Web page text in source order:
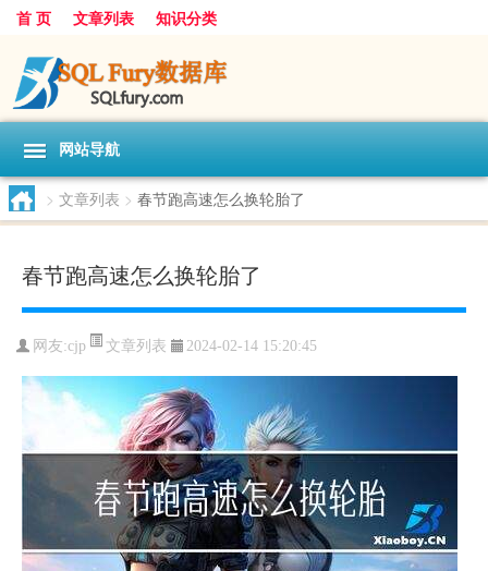
首 页 文章列表 知识分类
网站导航
> 文章列表 > 春节跑高速怎么换轮胎了
春节跑高速怎么换轮胎了
网友:cjp 文章列表 2024-02-14 15:20:45